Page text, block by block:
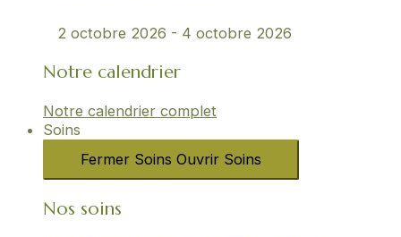
2 octobre 2026 - 4 octobre 2026
Notre calendrier
Notre calendrier complet
Soins
Fermer Soins Ouvrir Soins
Nos soins